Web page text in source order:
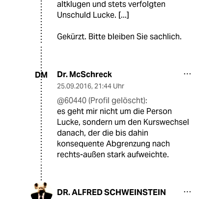
altklugen und stets verfolgten
Unschuld Lucke. [...]
Gekürzt. Bitte bleiben Sie sachlich.
DM Dr. McSchreck
25.09.2016, 21:44 Uhr
@60440 (Profil gelöscht):
es geht mir nicht um die Person
Lucke, sondern um den Kurswechsel
danach, der die bis dahin
konsequente Abgrenzung nach
rechts-außen stark aufweichte.
DR. ALFRED SCHWEINSTEIN